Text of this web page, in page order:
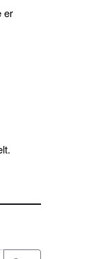
er